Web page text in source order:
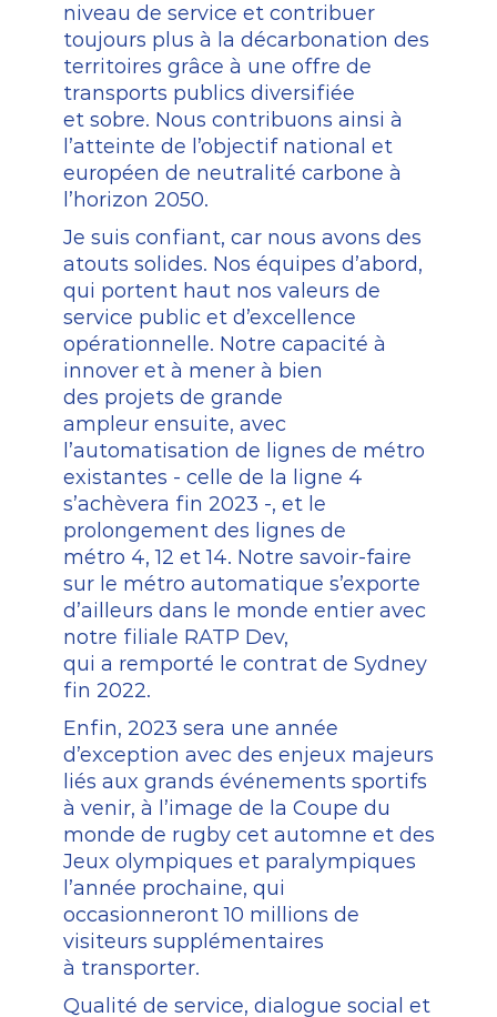
niveau de service et contribuer
toujours plus à la décarbonation des
territoires grâce à une offre de
transports publics diversifiée
et sobre. Nous contribuons ainsi à
l’atteinte de l’objectif national et
européen de neutralité carbone à
l’horizon 2050.
Je suis confiant, car nous avons des
atouts solides. Nos équipes d’abord,
qui portent haut nos valeurs de
service public et d’excellence
opérationnelle. Notre capacité à
innover et à mener à bien
des projets de grande
ampleur ensuite, avec
l’automatisation de lignes de métro
existantes - celle de la ligne 4
s’achèvera fin 2023 -, et le
prolongement des lignes de
métro 4, 12 et 14. Notre savoir-faire
sur le métro automatique s’exporte
d’ailleurs dans le monde entier avec
notre filiale RATP Dev,
qui a remporté le contrat de Sydney
fin 2022.
Enfin, 2023 sera une année
d’exception avec des enjeux majeurs
liés aux grands événements sportifs
à venir, à l’image de la Coupe du
monde de rugby cet automne et des
Jeux olympiques et paralympiques
l’année prochaine, qui
occasionneront 10 millions de
visiteurs supplémentaires
à transporter.
Qualité de service, dialogue social et